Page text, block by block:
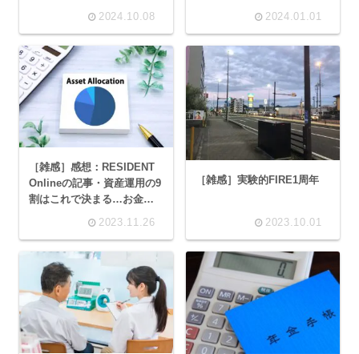
2024.10.08
2024.01.01
［雑感］感想：RESIDENT
Onlineの記事・資産運用の9
割はこれで決まる…お金の
NISAで使える｢リアル資産
2023.11.26
［雑感］実験的FIRE1周年
2023.10.01